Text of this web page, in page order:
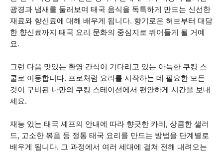
광경과 냄새를 둘러보며 태국 음식을 독특하게 만드는 신선한
재료와 향신료에 대해 배우게 됩니다. 향기로운 허브부터 대담
한 향신료까지 태국 요리 문화의 중심지로 뛰어들게 될 거예
요.
그런 다음 맛있는 환영 간식이 기다리고 있는 아늑한 쿠킹 스
쿨로 이동합니다. 프로처럼 요리를 시작하는 데 필요한 모든
것이 구비된 나만의 쿠킹 스테이션에서 편안하게 시간을 보내
세요.
재능 있는 태국 셰프의 안내에 따라 향긋한 카레, 상큼한 샐러
드, 고소한 볶음 등 정통 태국 요리를 만드는 방법을 단계별로
배우게 됩니다. 그 과정에서 여러 세대에 걸쳐 전해 내려오는